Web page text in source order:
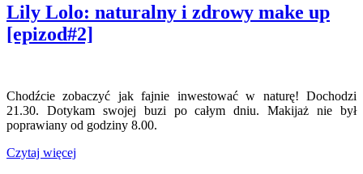
Lily Lolo: naturalny i zdrowy make up
[epizod#2]
Chodźcie zobaczyć jak fajnie inwestować w naturę! Dochodzi
21.30. Dotykam swojej buzi po całym dniu. Makijaż nie był
poprawiany od godziny 8.00.
Czytaj więcej